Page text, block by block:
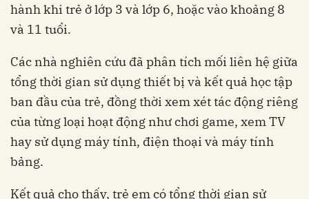
hành khi trẻ ở lớp 3 và lớp 6, hoặc vào khoảng 8
tổng thời gian sử dụng thiết bị và kết quả học tập
ban đầu của trẻ, đồng thời xem xét tác động riêng
của từng loại hoạt động như chơi game, xem TV
hay sử dụng máy tính, điện thoại và máy tính